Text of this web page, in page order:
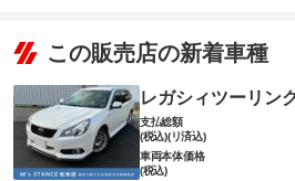
この販売店の新着車種
レガシィツーリン
支払総額
(税込)(リ済込)
車両本体価格
(税込)